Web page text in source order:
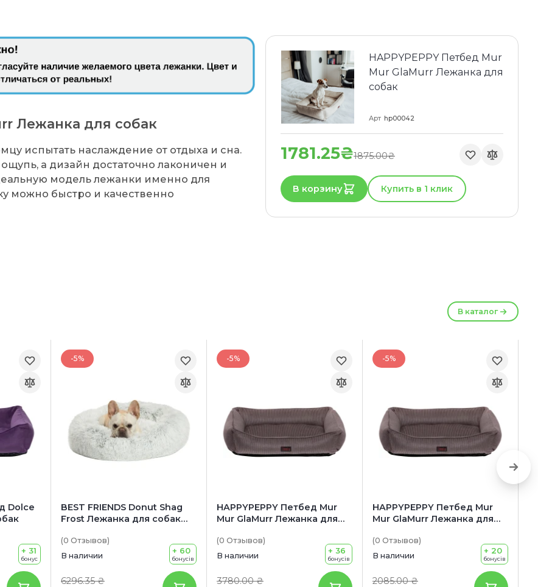
Лежанка для собак
испытать наслаждение от отдыха и сна.
а дизайн достаточно лаконичен и
модель лежанки именно для
можно быстро и качественно
HAPPYPEPPY Петбед Mur
Mur GlaMurr Лежанка для
собак
Арт hp00042
1781.25₴1875.00₴
В корзину Купить в 1 клик
В каталог
Dolce
+ 31
бонус
-5%
BEST FRIENDS Donut Shag
Frost Лежанка для собак
(0 Отзывов)
В наличии
6296.35 ₴
+ 60
бонусів
-5%
HAPPYPEPPY Петбед Mur
Mur GlaMurr Лежанка для
(0 Отзывов)
В наличии
3780.00 ₴
+ 36
бонусів
-5%
HAPPYPEPPY Петбед Mur
Mur GlaMurr Лежанка для
(0 Отзывов)
В наличии
2085.00 ₴
+ 20
бонусів